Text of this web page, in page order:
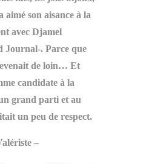
son aisance à la
avec Djamel
Journal-. Parce que
de loin… Et
candidate à la
grand parti et au
un peu de respect.
–